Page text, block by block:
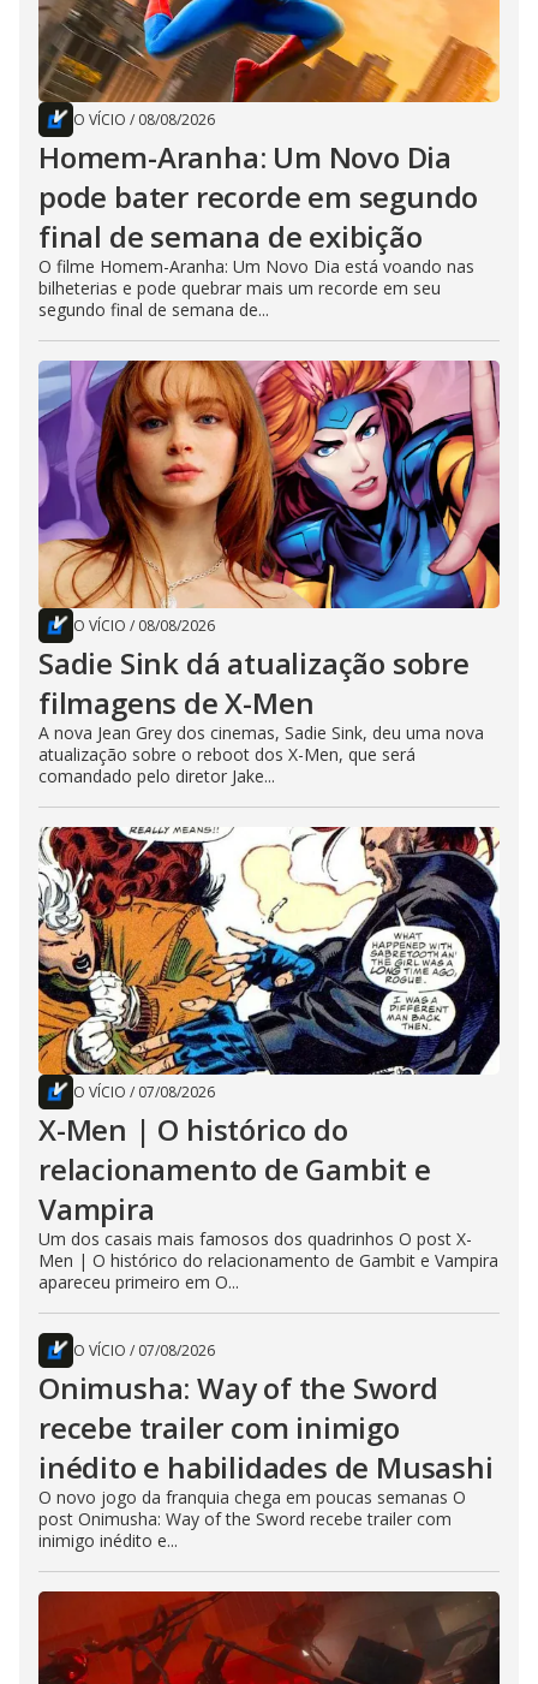
O VÍCIO / 08/08/2026
Homem-Aranha: Um Novo Dia
pode bater recorde em segundo
final de semana de exibição
O filme Homem-Aranha: Um Novo Dia está voando nas
bilheterias e pode quebrar mais um recorde em seu
segundo final de semana de...
O VÍCIO / 08/08/2026
Sadie Sink dá atualização sobre
filmagens de X-Men
A nova Jean Grey dos cinemas, Sadie Sink, deu uma nova
atualização sobre o reboot dos X-Men, que será
comandado pelo diretor Jake...
O VÍCIO / 07/08/2026
X-Men | O histórico do
relacionamento de Gambit e
Vampira
Um dos casais mais famosos dos quadrinhos O post X-
Men | O histórico do relacionamento de Gambit e Vampira
apareceu primeiro em O...
O VÍCIO / 07/08/2026
Onimusha: Way of the Sword
recebe trailer com inimigo
inédito e habilidades de Musashi
O novo jogo da franquia chega em poucas semanas O
post Onimusha: Way of the Sword recebe trailer com
inimigo inédito e...